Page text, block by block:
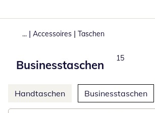
... | Accessoires | Taschen
Businesstaschen
Produkte
15
Weitere Kategorien überspringen
Handtaschen Businesstaschen